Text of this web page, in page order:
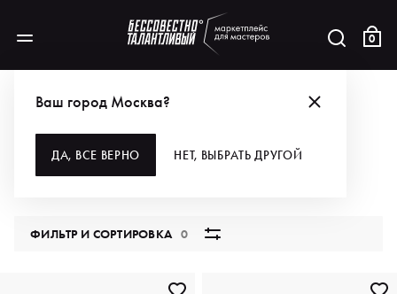
0
Ваш город Москва?
ДА, ВСЕ ВЕРНО НЕТ, ВЫБРАТЬ ДРУГОЙ
ВСЕ КАТЕГОРИИ
ФИЛЬТР И СОРТИРОВКА0